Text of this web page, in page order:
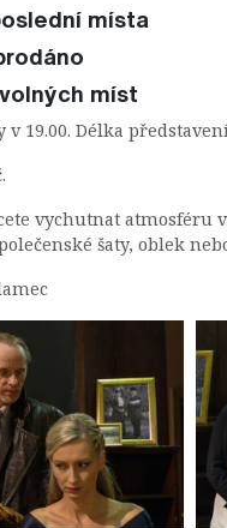
místa
míst
v 19.00. Délka
vychutnat
šaty, oblek